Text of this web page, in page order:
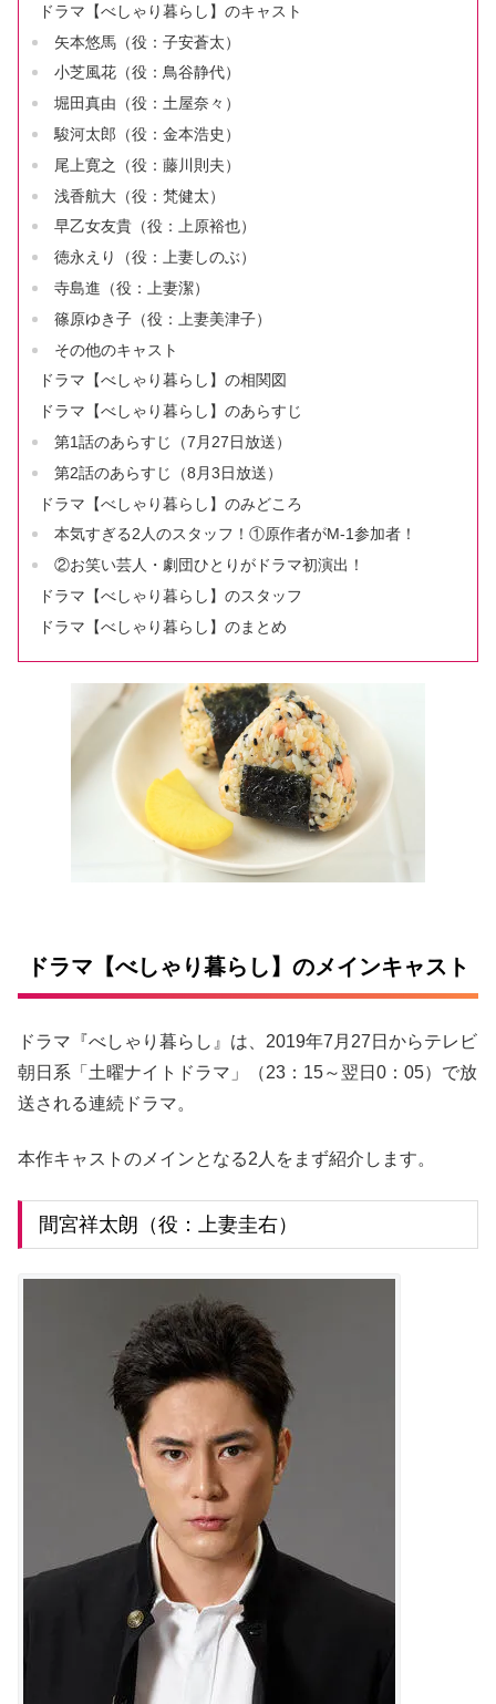
ドラマ【べしゃり暮らし】のキャスト
矢本悠馬（役：子安蒼太）
小芝風花（役：鳥谷静代）
堀田真由（役：土屋奈々）
駿河太郎（役：金本浩史）
尾上寛之（役：藤川則夫）
浅香航大（役：梵健太）
早乙女友貴（役：上原裕也）
徳永えり（役：上妻しのぶ）
寺島進（役：上妻潔）
篠原ゆき子（役：上妻美津子）
その他のキャスト
ドラマ【べしゃり暮らし】の相関図
ドラマ【べしゃり暮らし】のあらすじ
第1話のあらすじ（7月27日放送）
第2話のあらすじ（8月3日放送）
ドラマ【べしゃり暮らし】のみどころ
本気すぎる2人のスタッフ！①原作者がM-1参加者！
②お笑い芸人・劇団ひとりがドラマ初演出！
ドラマ【べしゃり暮らし】のスタッフ
ドラマ【べしゃり暮らし】のまとめ
ドラマ【べしゃり暮らし】のメインキャスト
ドラマ『べしゃり暮らし』は、2019年7月27日からテレビ
朝日系「土曜ナイトドラマ」（23：15～翌日0：05）で放
送される連続ドラマ。
本作キャストのメインとなる2人をまず紹介します。
間宮祥太朗（役：上妻圭右）